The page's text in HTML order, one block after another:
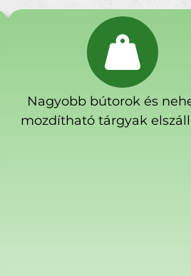
Nagyobb bútorok és
mozdítható tárgyak